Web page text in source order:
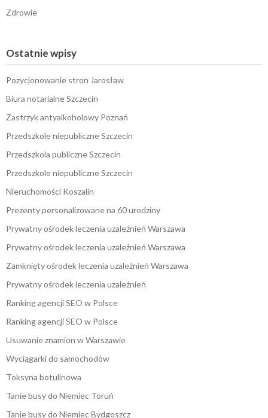
Zdrowie
Ostatnie wpisy
Pozycjonowanie stron Jarosław
Biura notarialne Szczecin
Zastrzyk antyalkoholowy Poznań
Przedszkole niepubliczne Szczecin
Przedszkola publiczne Szczecin
Przedszkole niepubliczne Szczecin
Nieruchomości Koszalin
Prezenty personalizowane na 60 urodziny
Prywatny ośrodek leczenia uzależnień Warszawa
Prywatny ośrodek leczenia uzależnień Warszawa
Zamknięty ośrodek leczenia uzależnień Warszawa
Prywatny ośrodek leczenia uzależnień
Ranking agencji SEO w Polsce
Ranking agencji SEO w Polsce
Usuwanie znamion w Warszawie
Wyciągarki do samochodów
Toksyna botulinowa
Tanie busy do Niemiec Toruń
Tanie busy do Niemiec Bydgoszcz